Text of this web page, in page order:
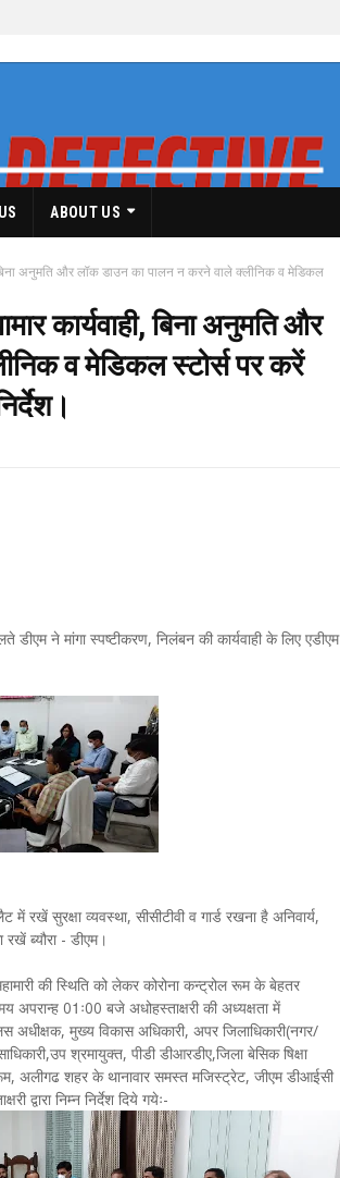
ABOUT US
बिना अनुमति और लॉक डाउन का पालन न करने वाले क्लीनिक व मेडिकल
कार्यवाही, बिना अनुमति और
व मेडिकल स्टोर्स पर करें
ने मांगा स्पष्टीकरण, निलंबन की कार्यवाही के लिए एडीएम
रखें सुरक्षा व्यवस्था, सीसीटीवी व गार्ड रखना है अनिवार्य,
ब्यौरा - डीएम।
की स्थिति को लेकर कोरोना कन्ट्रोल रूम के बेहतर
01ः00 बजे अधोहस्ताक्षरी की अध्यक्षता में
अधीक्षक, मुख्य विकास अधिकारी, अपर जिलाधिकारी(नगर/
श्रमायुक्त, पीडी डीआरडीए,जिला बेसिक षिक्षा
रूम, अलीगढ शहर के थानावार समस्त मजिस्ट्रेट, जीएम डीआईसी
द्वारा निम्न निर्देश दिये गयेः-